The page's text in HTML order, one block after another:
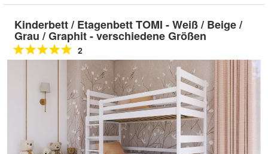
Kinderbett / Etagenbett TOMI - Weiß / Beige /
Grau / Graphit - verschiedene Größen
2